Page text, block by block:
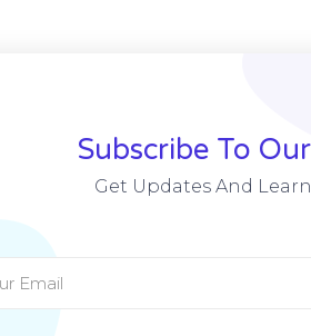
Subscribe To
Get Updates And